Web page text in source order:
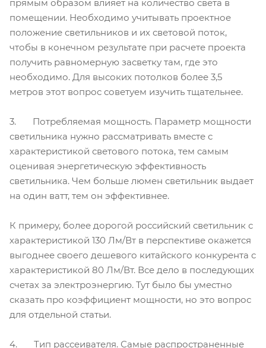
прямым образом влияет на количество света в
помещении. Необходимо учитывать проектное
положение светильников и их световой поток,
чтобы в конечном результате при расчете проекта
получить равномерную засветку там, где это
необходимо. Для высоких потолков более 3,5
метров этот вопрос советуем изучить тщательнее.
3. Потребляемая мощность. Параметр мощности
светильника нужно рассматривать вместе с
характеристикой светового потока, тем самым
оценивая энергетическую эффективность
светильника. Чем больше люмен светильник выдает
на один ватт, тем он эффективнее.
К примеру, более дорогой российский светильник с
характеристикой 130 Лм/Вт в перспективе окажется
выгоднее своего дешевого китайского конкурента с
характеристикой 80 Лм/Вт. Все дело в последующих
счетах за электроэнергию. Тут было бы уместно
сказать про коэффициент мощности, но это вопрос
для отдельной статьи.
4. Тип рассеивателя. Самые распространенные